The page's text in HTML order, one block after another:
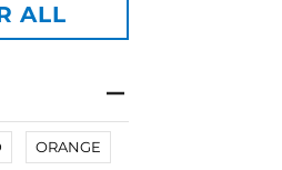
ALL
ORANGE